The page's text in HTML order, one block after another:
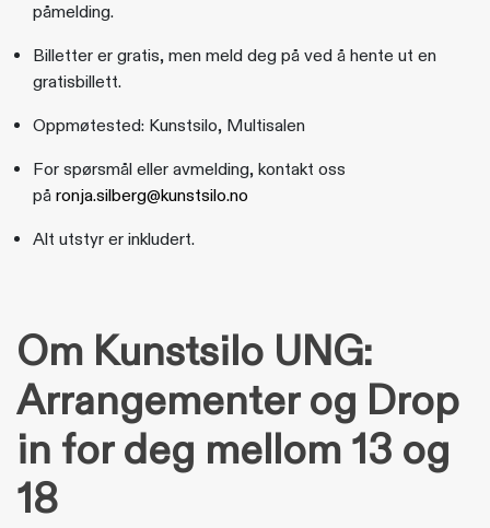
påmelding.
Billetter er gratis, men meld deg på ved å hente ut en
gratisbillett.
Oppmøtested: Kunstsilo, Multisalen
For spørsmål eller avmelding, kontakt oss
på ronja.silberg@kunstsilo.no
Alt utstyr er inkludert.
Om Kunstsilo UNG:
Arrangementer og Drop
in for deg mellom 13 og
18